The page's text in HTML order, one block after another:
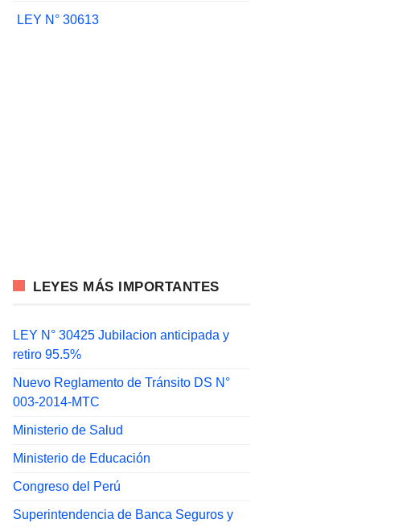
LEY N° 30613
LEYES MÁS IMPORTANTES
LEY N° 30425 Jubilacion anticipada y
retiro 95.5%
Nuevo Reglamento de Tránsito DS N°
003-2014-MTC
Ministerio de Salud
Ministerio de Educación
Congreso del Perú
Superintendencia de Banca Seguros y